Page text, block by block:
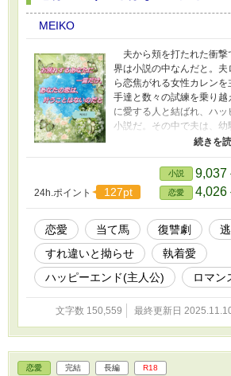
MEIKO
夫から頬を打たれた衝
界は小説の中なんだと。
ら恋焦がれる女性カレン
手達と数々の試練を乗り越
に愛する人と結ばれ、ハ
小説だ。その中で夫は、
を愛し抜いているが、所詮
ど登場する悪行を理由に殺
妻クリスティーヌ。その
だけど転生者である私には
ーヌは無実だったのだと
リスティーヌは表情も乏し
とが出来ない。だから口下
な為に、無実の罪を着せら
今、夫はそんなクリスティ
もせず、あろう事かカレ
私の頬をぶった！その
「もう我慢が出来ない…す
せこのままでは殺される
クリスティーヌの決断は
去ろうとした時、ふとあ
る。最後にあの人に教えて
24h.ポイント 127pt
小説 9,037
恋愛 4,026
恋愛 当て馬 復讐劇
すれ違いと拗らせ
執着愛
ハッピーエンド(主人公)
ロマン
文字数 150,559 最終更新日
恋愛 完結 長編 R18